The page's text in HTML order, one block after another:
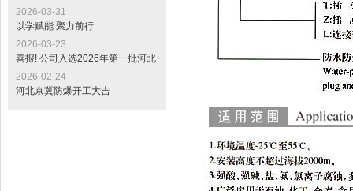
全球最大绿色甲醇项目标杆工程
2026-03-31
以学赋能 聚力前行
2026-03-23
喜报! 公司入选2026年第一批河北
省专精特新中小企业公示名单
2026-02-24
河北京冀防爆开工大吉